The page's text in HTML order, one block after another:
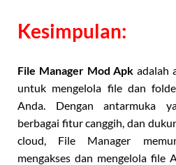
Kesimpulan:
File Manager Mod Apk adalah
untuk mengelola file dan
Anda. Dengan antarmuka
berbagai fitur canggih, dan
cloud, File Manager
mengakses dan mengelola file